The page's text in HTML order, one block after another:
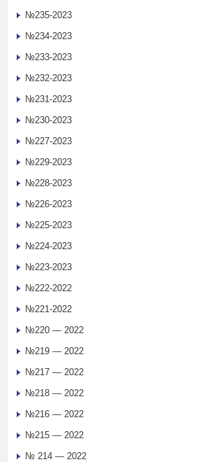
№235-2023
№234-2023
№233-2023
№232-2023
№231-2023
№230-2023
№227-2023
№229-2023
№228-2023
№226-2023
№225-2023
№224-2023
№223-2023
№222-2022
№221-2022
№220 — 2022
№219 — 2022
№217 — 2022
№218 — 2022
№216 — 2022
№215 — 2022
№ 214 — 2022